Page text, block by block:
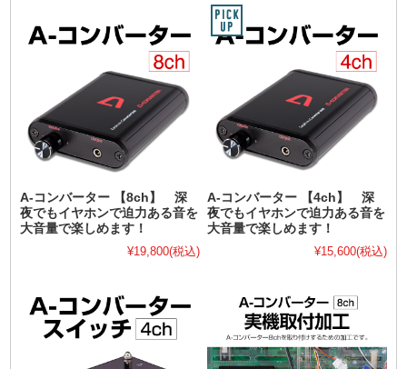
A-コンバーター 【8ch】 深
夜でもイヤホンで迫力ある音を
大音量で楽しめます！
¥19,800(税込)
A-コンバーター 【4ch】 深
夜でもイヤホンで迫力ある音を
大音量で楽しめます！
¥15,600(税込)